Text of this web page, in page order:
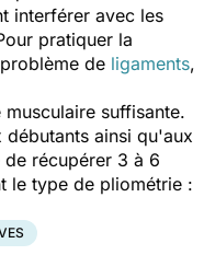
interférer avec les
pratiquer la
de ligaments,
suffisante.
ainsi qu'aux
récupérer 3 à 6
le type de pliométrie :